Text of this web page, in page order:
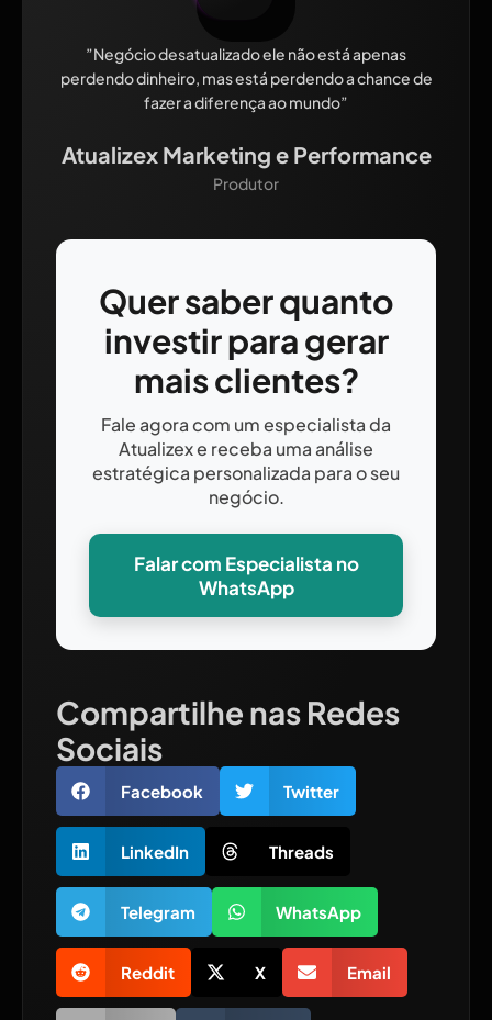
”Negócio desatualizado ele não está apenas
perdendo dinheiro, mas está perdendo a chance de
fazer a diferença ao mundo”
Atualizex Marketing e Performance
Produtor
Quer saber quanto
investir para gerar
mais clientes?
Fale agora com um especialista da
Atualizex e receba uma análise
estratégica personalizada para o seu
negócio.
Falar com Especialista no
WhatsApp
Compartilhe nas Redes
Sociais
Facebook Twitter
LinkedIn Threads
Telegram WhatsApp
Reddit X Email